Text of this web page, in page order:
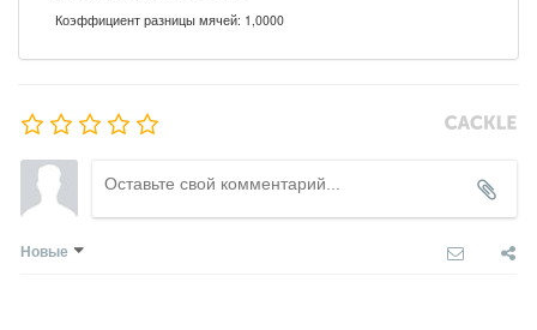
Коэффициент разницы мячей: 1,0000
Новые